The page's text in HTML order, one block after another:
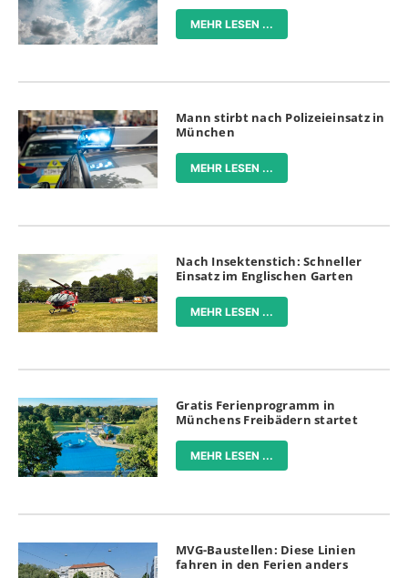
MEHR LESEN ...
Mann stirbt nach Polizeieinsatz in
München
MEHR LESEN ...
Nach Insektenstich: Schneller
Einsatz im Englischen Garten
MEHR LESEN ...
Gratis Ferienprogramm in
Münchens Freibädern startet
MEHR LESEN ...
MVG-Baustellen: Diese Linien
fahren in den Ferien anders